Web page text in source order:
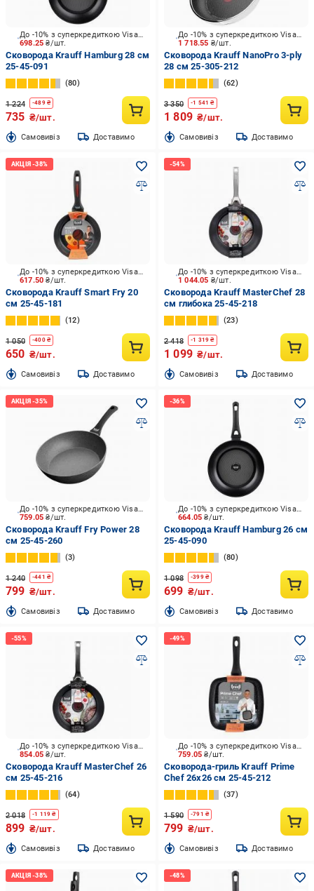
698.25₴/шт.
До -10% з суперкредиткою Visa Вигода
Сковорода Krauff Hamburg 28 см
25-45-091
80
1 224 -489₴
735 ₴/шт.
Cамовивіз Доставимо
1 718.55 ₴/шт.
До -10% з суперкредиткою Visa Вигода
Сковорода Krauff NanoPro 3-ply
28 см 25-305-212
62
3 350 -1 541 ₴
1 809 ₴/шт.
Cамовивіз Доставимо
617.50₴/шт.
До -10% з суперкредиткою Visa Вигода
Сковорода Krauff Smart Fry 20
см 25-45-181
12
1 050 -400₴
650 ₴/шт.
Cамовивіз Доставимо
1 044.05 ₴/шт.
До -10% з суперкредиткою Visa Вигода
Сковорода Krauff MasterChef 28
см глибока 25-45-218
23
2 418 -1 319 ₴
1 099 ₴/шт.
Cамовивіз Доставимо
759.05₴/шт.
До -10% з суперкредиткою Visa Вигода
Сковорода Krauff Fry Power 28
см 25-45-260
3
1 240 -441 ₴
799 ₴/шт.
Cамовивіз Доставимо
664.05₴/шт.
До -10% з суперкредиткою Visa Вигода
Сковорода Krauff Hamburg 26 см
25-45-090
80
1 098 -399₴
699 ₴/шт.
Cамовивіз Доставимо
854.05₴/шт.
До -10% з суперкредиткою Visa Вигода
Сковорода Krauff MasterChef 26
см 25-45-216
64
2 018 -1 119 ₴
899 ₴/шт.
Cамовивіз Доставимо
759.05₴/шт.
До -10% з суперкредиткою Visa Вигода
Сковорода-гриль Krauff Prime
Chef 26х26 см 25-45-212
37
1 590 -791 ₴
799 ₴/шт.
Cамовивіз Доставимо